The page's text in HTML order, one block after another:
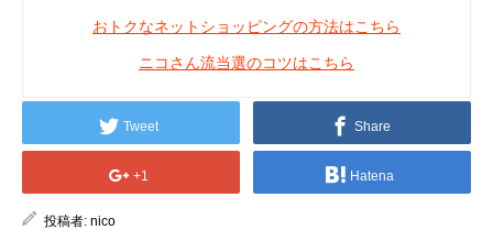
おトクなネットショッピングの方法はこちら
ニコさん流当選のコツはこちら
Tweet Share
+1 Hatena
投稿者: nico